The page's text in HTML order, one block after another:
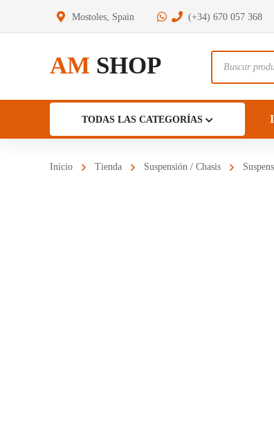
Mostoles, Spain (+34) 670 057 368
AM SHOP
de
productos
TODAS LAS CATEGORÍAS
Inicio Tienda Suspensión / Chasis